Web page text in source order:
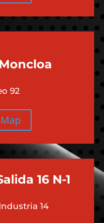
Moncloa
92
16 N-1
14